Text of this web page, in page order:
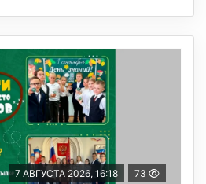
7 АВГУСТА 2026, 16:18 73